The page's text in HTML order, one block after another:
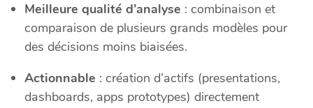
Meilleure qualité d’analyse : combinaison et
comparaison de plusieurs grands modèles pour
des décisions moins biaisées.
Actionnable : création d’actifs (presentations,
dashboards, apps prototypes) directement